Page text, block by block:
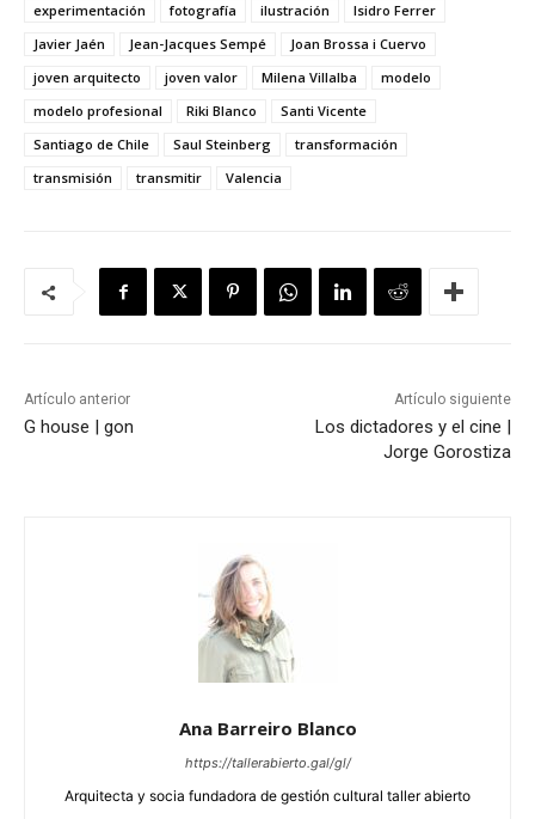
experimentación
fotografía ilustración
Isidro Ferrer
Javier Jaén
Jean-Jacques Sempé
Joan Brossa i Cuervo
joven arquitecto
joven valor Milena Villalba
modelo
modelo profesional
Riki Blanco
Santi Vicente
Santiago de Chile
Saul Steinberg
transformación
transmisión
transmitir Valencia
Artículo anterior
G house | gon
Artículo siguiente
Los dictadores y el cine |
Jorge Gorostiza
Ana Barreiro Blanco
https://tallerabierto.gal/gl/
Arquitecta y socia fundadora de gestión cultural taller abierto